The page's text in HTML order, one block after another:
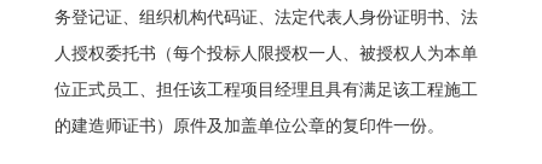
务登记证、组织机构代码证、法定代表人身份证明书、法
人授权委托书（每个投标人限授权一人、被授权人为本单
位正式员工、担任该工程项目经理且具有满足该工程施工
的建造师证书）原件及加盖单位公章的复印件一份。